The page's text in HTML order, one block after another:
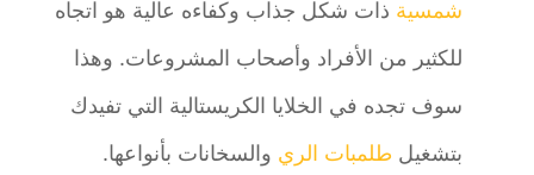
شمسيةذات شكل جذاب وكفاءه عالية هو اتجاه
للكثير من الأفراد وأصحاب المشروعات. وهذا
سوف تجده في الخلايا الكريستالية التي تفيدك
بتشغيلطلمبات الري والسخانات بأنواعها.